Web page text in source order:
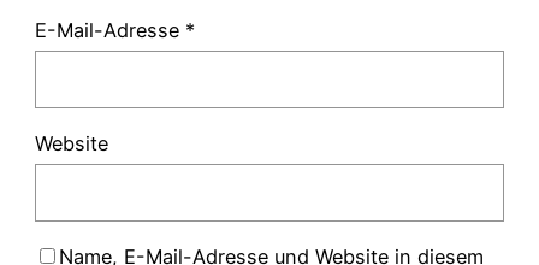
E-Mail-Adresse *
Website
Name, E-Mail-Adresse und Website in diesem